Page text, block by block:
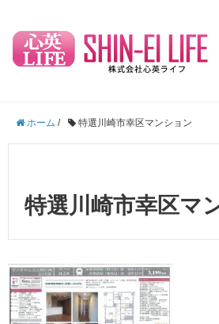
ホーム / 特選川崎市幸区マンション
特選川崎市幸区マ